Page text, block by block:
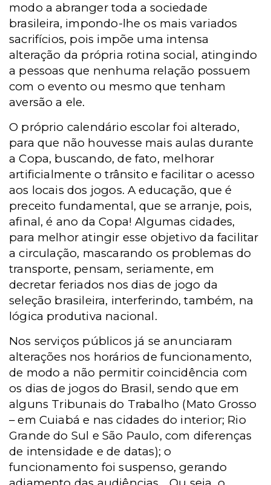
modo a abranger toda a sociedade
brasileira, impondo-lhe os mais variados
sacrifícios, pois impõe uma intensa
alteração da própria rotina social, atingindo
a pessoas que nenhuma relação possuem
com o evento ou mesmo que tenham
aversão a ele.
O próprio calendário escolar foi alterado,
para que não houvesse mais aulas durante
a Copa, buscando, de fato, melhorar
artificialmente o trânsito e facilitar o acesso
aos locais dos jogos. A educação, que é
preceito fundamental, que se arranje, pois,
afinal, é ano da Copa! Algumas cidades,
para melhor atingir esse objetivo da facilitar
a circulação, mascarando os problemas do
transporte, pensam, seriamente, em
decretar feriados nos dias de jogo da
seleção brasileira, interferindo, também, na
lógica produtiva nacional.
Nos serviços públicos já se anunciaram
alterações nos horários de funcionamento,
de modo a não permitir coincidência com
os dias de jogos do Brasil, sendo que em
alguns Tribunais do Trabalho (Mato Grosso
– em Cuiabá e nas cidades do interior; Rio
Grande do Sul e São Paulo, com diferenças
de intensidade e de datas); o
funcionamento foi suspenso, gerando